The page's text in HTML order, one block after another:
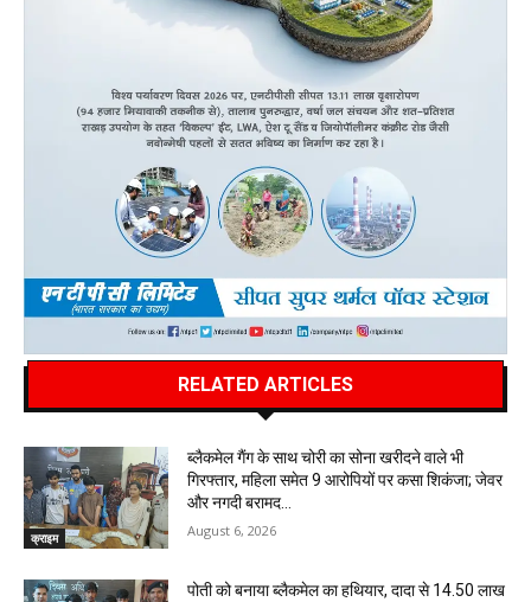
RELATED ARTICLES
क्राइम
ब्लैकमेल गैंग के साथ चोरी का सोना खरीदने वाले भी
गिरफ्तार, महिला समेत 9 आरोपियों पर कसा शिकंजा; जेवर
और नगदी बरामद…
August 6, 2026
पोती को बनाया ब्लैकमेल का हथियार, दादा से 14.50 लाख